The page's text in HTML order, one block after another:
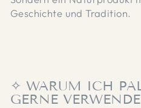
Geschichte und Tradition.
✧ WARUM ICH
GERNE VERWENDE